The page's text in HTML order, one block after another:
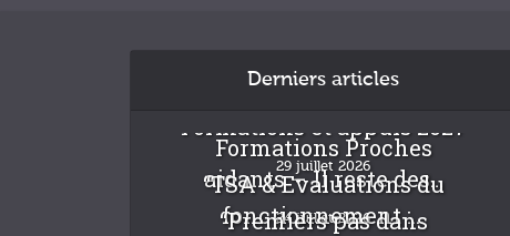
Derniers articles
Formations et appuis 2027
29 juillet 2026
Formations Proches
aidants – Il reste des...
24 juillet 2026
“TSA & Evaluations du
fonctionnement :...
“Premiers pas dans